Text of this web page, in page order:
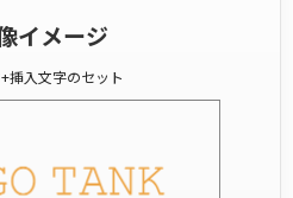
イメージ
挿入文字のセット